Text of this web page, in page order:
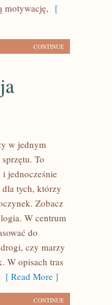
motywację, [
CONTINUE
w jednym
To
jednocześnie
dla tych, którzy
Zobacz
W centrum
do
czy marzy
W opisach tras
[ Read More ]
CONTINUE